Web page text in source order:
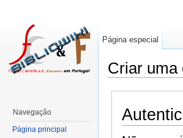
Criar uma
Página especial
Navegação
Página principal